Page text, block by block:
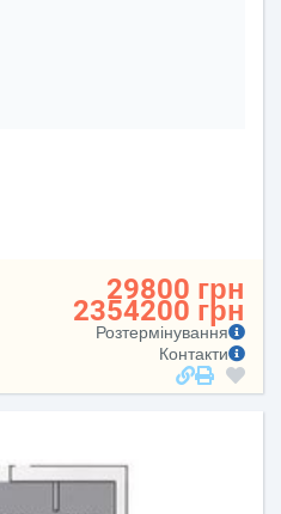
29800 грн
2354200 грн
Розтермінування
Контакти